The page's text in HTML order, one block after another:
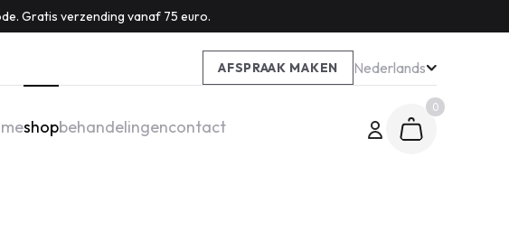
Gratis verzending vanaf 75 euro.
AFSPRAAK MAKEN Nederlands
shopbehandelingencontact
0